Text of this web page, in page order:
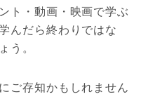
ト・動画・映画で学ぶ
んだら終わりではな
う。
ご存知かもしれません